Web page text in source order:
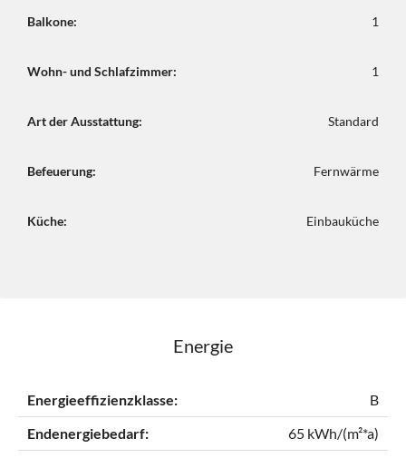
Balkone: 1
Wohn- und Schlafzimmer: 1
Art der Ausstattung: Standard
Befeuerung: Fernwärme
Küche: Einbauküche
Energie
Energieeffizienzklasse:
B
Endenergiebedarf:
65 kWh/(m²*a)